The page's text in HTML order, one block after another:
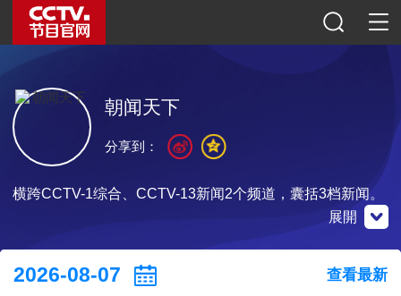
朝闻天下
横跨CCTV-1综合、CCTV-13新闻2个频道，囊括3档新闻。
央視新聞 微信公眾號
展開
分享到：
2026-08-07 查看最新